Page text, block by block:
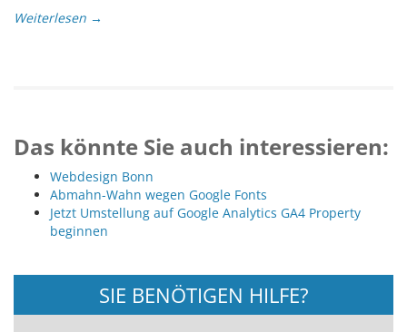
Weiterlesen →
Das könnte Sie auch interessieren:
Webdesign Bonn
Abmahn-Wahn wegen Google Fonts
Jetzt Umstellung auf Google Analytics GA4 Property
beginnen
SIE BENÖTIGEN HILFE?